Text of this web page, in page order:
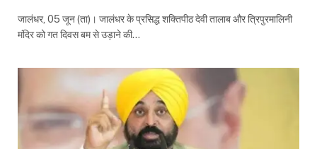
जालंधर, 05 जून (ता)। जालंधर के प्रसिद्ध शक्तिपीठ देवी तालाब और त्रिपुरमालिनी
मंदिर को गत दिवस बम से उड़ाने की…